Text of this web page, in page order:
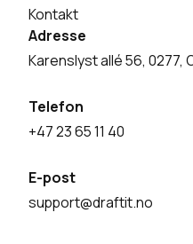
Kontakt
Adresse
Karenslyst allé 56, 0277,
Telefon
+47 23 65 11 40
E-post
support@draftit.no